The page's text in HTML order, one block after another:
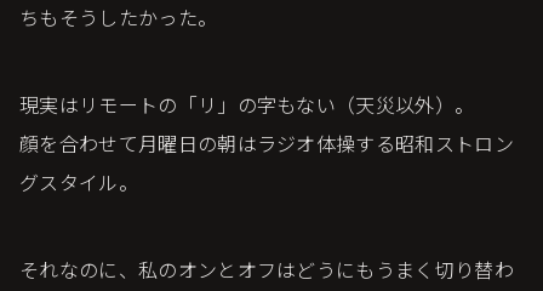
ちもそうしたかった。
現実はリモートの「リ」の字もない（天災以外）。
顔を合わせて月曜日の朝はラジオ体操する昭和ストロン
グスタイル。
それなのに、私のオンとオフはどうにもうまく切り替わ